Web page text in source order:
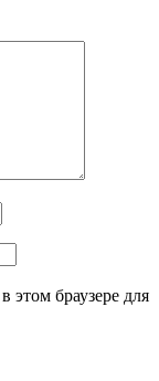
этом браузере для